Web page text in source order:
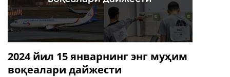
2024 йил 15 январнинг энг муҳим
воқеалари дайжести